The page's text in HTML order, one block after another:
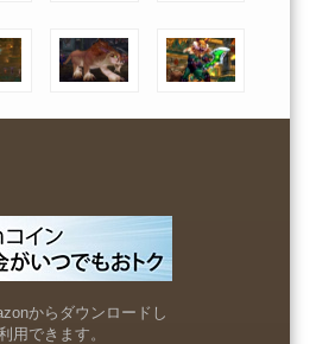
からダウンロードし
用できます。